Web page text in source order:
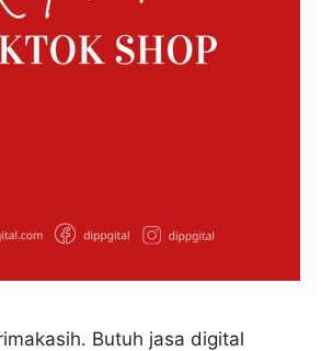
Butuh jasa digital